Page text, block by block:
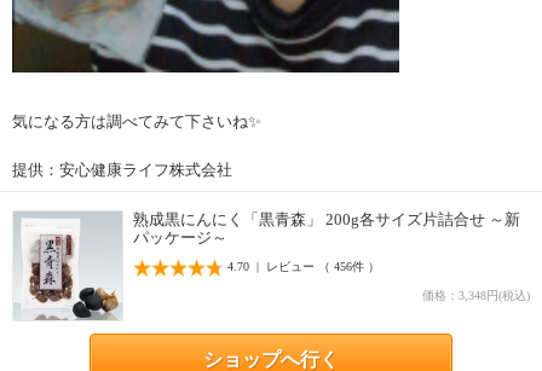
気になる方は調べてみて下さいね✨
提供：安心健康ライフ株式会社
熟成黒にんにく「黒青森」 200g各サイズ片詰合せ ～新
パッケージ～
4.70 | レビュー （ 456件 ）
価格：3,348円(税込)
ショップへ行く